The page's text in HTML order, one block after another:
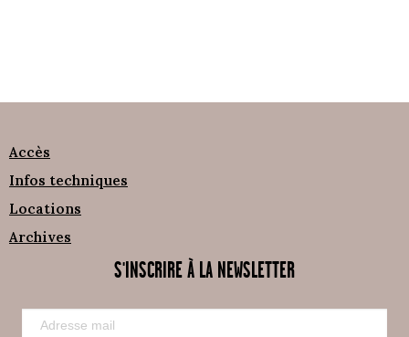
Accès
Infos techniques
Locations
Archives
S'INSCRIRE À LA NEWSLETTER